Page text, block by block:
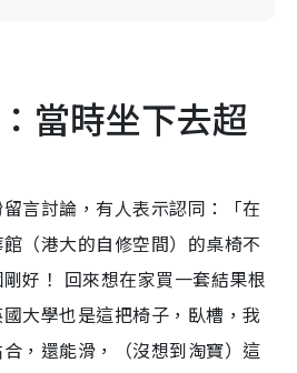
當時坐下去超
言討論，有人表示認同：「在
（港大的自修空間）的桌椅不
好！ 回來想在家買一套結果根
大學也是這把椅子，臥槽，我
，還能滑，（沒想到淘寶）這